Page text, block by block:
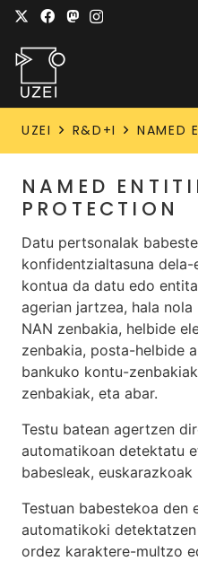
UZEI R&D+I NAMED
NAMED
PROTECTION
Datu pertsonalak
konfidentzialtasuna
kontua da datu edo
agerian jartzea, hala
NAN zenbakia, helbide
zenbakia, posta-helbide
bankuko kontu-
zenbakiak, eta abar.
Testu batean agertzen
automatikoan detektatu
babesleak,
Testuan babestekoa den
automatikoki
ordez karaktere-multzo